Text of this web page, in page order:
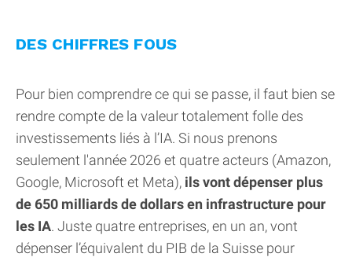
DES CHIFFRES FOUS
Pour bien comprendre ce qui se passe, il faut bien se
rendre compte de la valeur totalement folle des
investissements liés à l’IA. Si nous prenons
seulement l'année 2026 et quatre acteurs (Amazon,
Google, Microsoft et Meta), ils vont dépenser plus
de 650 milliards de dollars en infrastructure pour
les IA. Juste quatre entreprises, en un an, vont
dépenser l’équivalent du PIB de la Suisse pour